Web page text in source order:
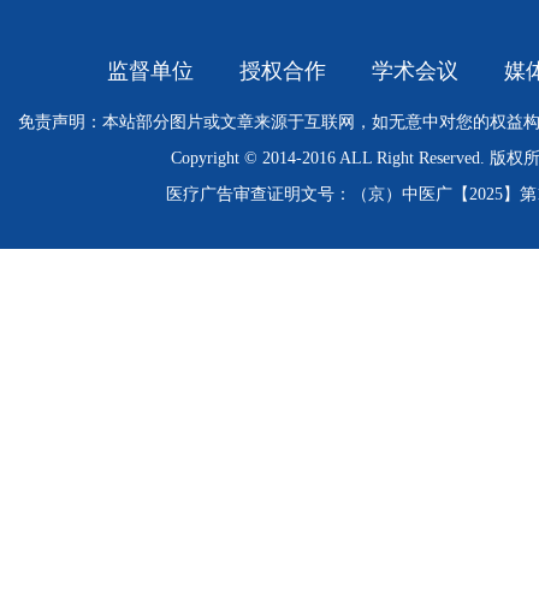
监督单位 授权合作 学术会议 媒
免责声明：本站部分图片或文章来源于互联网，如无意中对您的权益
Copyright © 2014-2016 ALL Right Reserved. 版
医疗广告审查证明文号：（京）中医广【2025】